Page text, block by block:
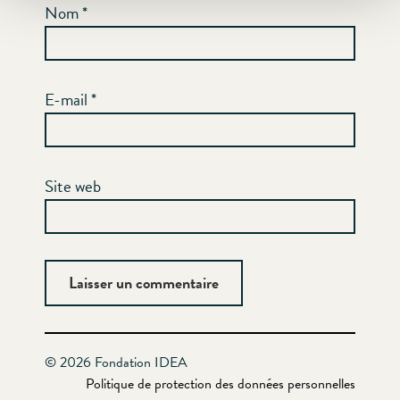
Nom*
E-mail*
Site web
© 2026 Fondation IDEA
Politique de protection des données personnelles